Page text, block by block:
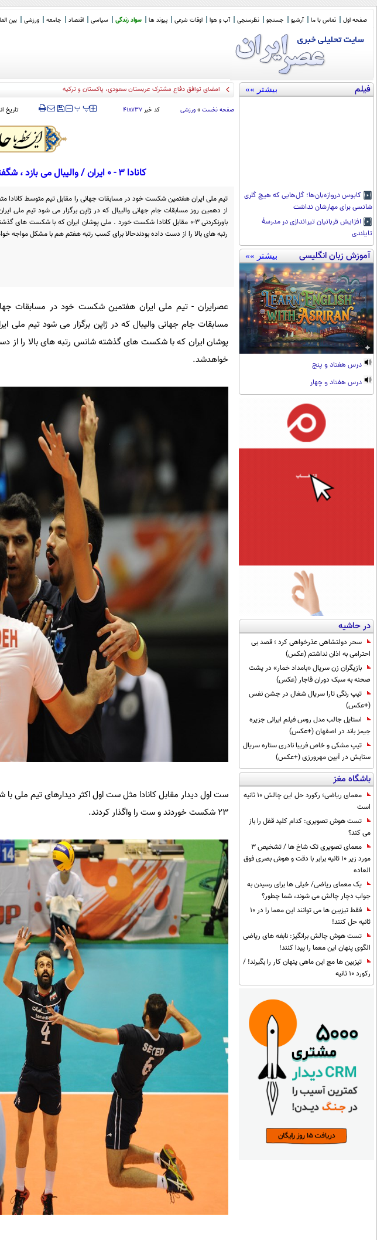
صفحه اول تماس با ما آرشیو جستجو نظرسنجی آب و هوا اوقات شرعی پیوند ها سواد زندگی سیاسی اقتصاد جامعه ورزشی بین
فیلم بیشتر »»
کابوس دروازه‌بان‌ها؛ گل‌هایی که هیچ گلری
شانسی برای مهارشان نداشت
افزایش قربانیان تیراندازی در مدرسۀ
تایلندی
آموزش زبان انگلیسی بیشتر »»
درس هفتاد و پنج
درس هفتاد و چهار
در حاشیه
سحر دولتشاهی عذرخواهی کرد ؛ قصد بی
احترامی به اذان نداشتم (عکس)
بازیگران زن سریال «بامداد خمار» در پشت
صحنه به سبک دوران قاجار (عکس)
تیپ رنگی تارا سریال شغال در جشن نفس
(+عکس)
استایل جالب مدل روس فیلم ایرانی جزیره
جیمز باند در اصفهان (+عکس)
تیپ مشکی و خاص فریبا نادری ستاره سریال
ستایش در آیین مهرورزی (+عکس)
باشگاه مغز
معمای ریاضی؛ رکورد حل این چالش 10 ثانیه
است
تست هوش تصویری: کدام کلید قفل را باز
می کند؟
معمای تصویری تک شاخ ها / تشخیص 3
مورد زیر 10 ثانیه برابر با دقت و هوش بصری فوق
العاده
یک معمای ریاضی/ خیلی ها برای رسیدن به
جواب دچار چالش می شوند، شما چطور؟
فقط تیزبین ها می توانند این معما را در 10
ثانیه حل کنند!
تست هوش چالش برانگیز: نابغه های ریاضی
الگوی پنهان این معما را پیدا کنند!
تیزبین ها مچ این ماهی پنهان کار را بگیرند! /
رکورد 10 ثانیه
سخنگوی کمیسیون_
صفحه نخست » ورزشی کد خبر۴۱۸۷۳۷ ‍‍‍ پ پ تاریخ
کانادا 3 - 0 ایران / والیبال می بازد ، شگفتی می سازد!(+جدول/آمار/عکس)
تیم ملی ایران هفتمین شکست خود در مسابقات جهانی را مقابل تیم متوسط کانادا
از دهمین روز مسابقات جام جهانی والیبال که در ژاپن برگزار می شود تیم ملی
باورنکردنی 3-0 مقابل کانادا شکست خورد . ملی پوشان ایران که با شکست های
رتبه های بالا را از دست داده بودندحالا برای کسب رتبه هفتم هم با مشکل مواجه
عصرایران - تیم ملی ایران هفتمین شکست خود در مسابقات
پوشان ایران که با شکست های گذشته شانس رتبه های بالا را از
خواهدشد.
23 شکست خوردند و ست را واگذار کردند.